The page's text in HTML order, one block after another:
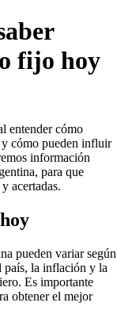
fijo hoy
entender cómo
y cómo pueden influir
información
para que
acertadas.
pueden variar según
país, la inflación y la
Es importante
obtener el mejor